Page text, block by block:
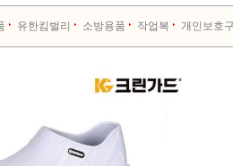
유한킴벌리 소방용품 작업복 개인보호